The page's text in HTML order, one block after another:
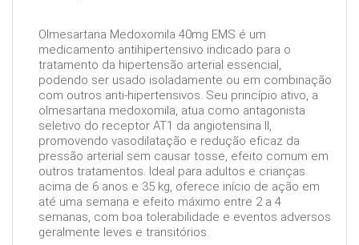
Olmesartana Medoxomila 40mg EMS é um
medicamento antihipertensivo indicado para o
tratamento da hipertensão arterial essencial,
podendo ser usado isoladamente ou em combinação
com outros anti-hipertensivos. Seu princípio ativo, a
olmesartana medoxomila, atua como antagonista
seletivo do receptor AT1 da angiotensina II,
promovendo vasodilatação e redução eficaz da
pressão arterial sem causar tosse, efeito comum em
outros tratamentos. Ideal para adultos e crianças
acima de 6 anos e 35 kg, oferece início de ação em
até uma semana e efeito máximo entre 2 a 4
semanas, com boa tolerabilidade e eventos adversos
geralmente leves e transitórios.